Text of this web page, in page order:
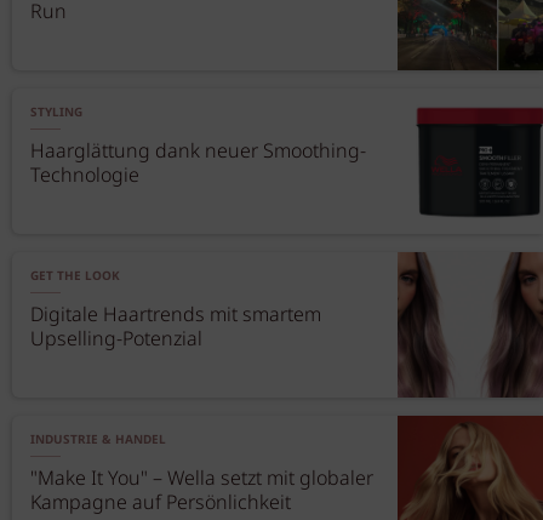
Run
STYLING
Haarglättung dank neuer Smoothing-
Technologie
GET THE LOOK
Digitale Haartrends mit smartem
Upselling-Potenzial
INDUSTRIE & HANDEL
"Make It You" – Wella setzt mit globaler
Kampagne auf Persönlichkeit